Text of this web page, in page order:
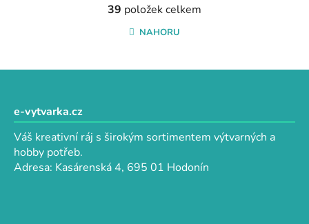
v
l
a
p
r
k
á
k
á
39 položek celkem
NAHORU
e-vytvarka.cz
Váš kreativní ráj s širokým sortimentem výtvarných a
hobby potřeb.
Adresa: Kasárenská 4, 695 01 Hodonín